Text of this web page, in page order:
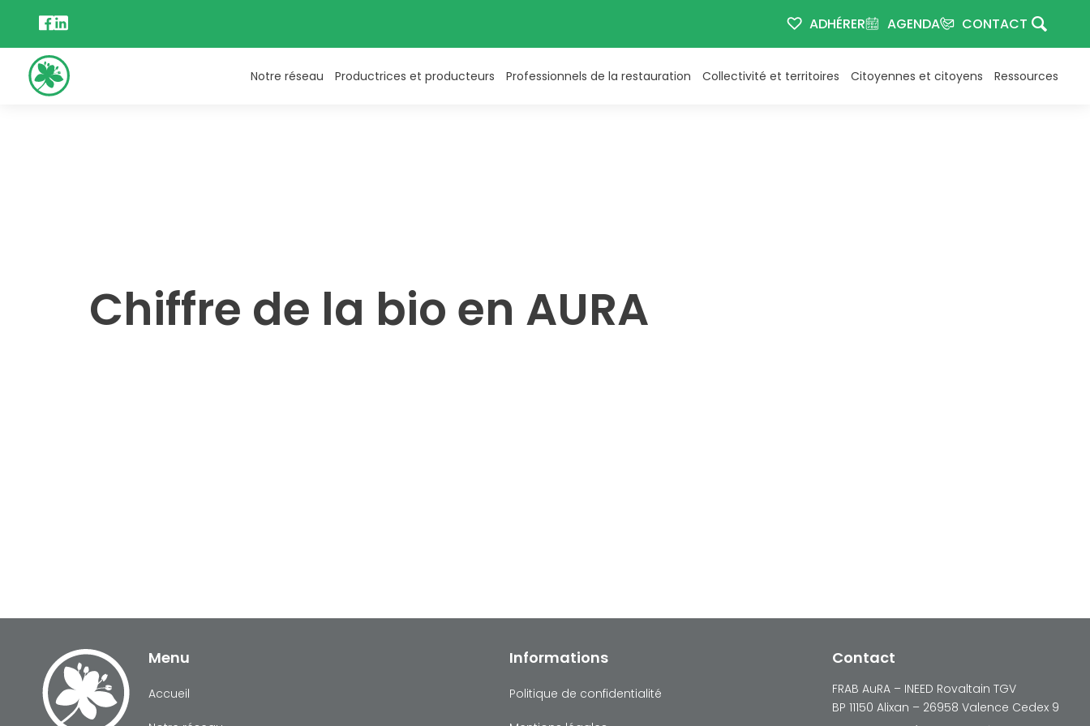
ADHÉRER AGENDA CONTACT
Notre réseau Productrices et producteurs Professionnels de la restauration Collectivité et territoires Citoyennes et citoyens Ressources
Chiffre de la bio en AURA
Menu
Accueil
Informations
Politique de confidentialité
Contact
FRAB AuRA – INEED Rovaltain TGV
BP 11150 Alixan – 26958 Valence Cedex 9